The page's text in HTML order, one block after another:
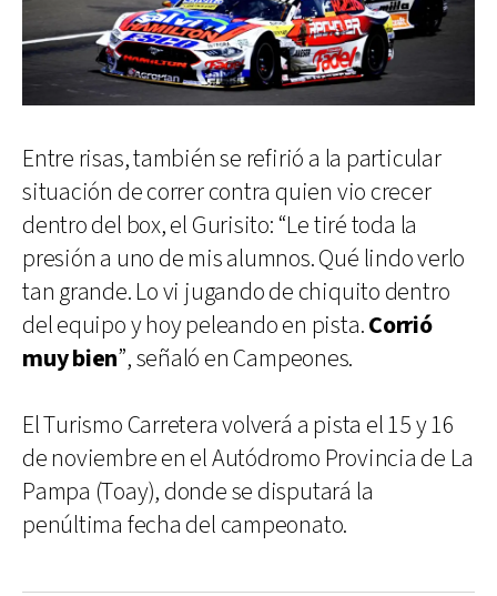
Entre risas, también se refirió a la particular
situación de correr contra quien vio crecer
dentro del box, el Gurisito: “Le tiré toda la
presión a uno de mis alumnos. Qué lindo verlo
tan grande. Lo vi jugando de chiquito dentro
del equipo y hoy peleando en pista.Corrió
muy bien”, señaló en Campeones.
El Turismo Carretera volverá a pista el 15 y 16
de noviembre en el Autódromo Provincia de La
Pampa (Toay), donde se disputará la
penúltima fecha del campeonato.